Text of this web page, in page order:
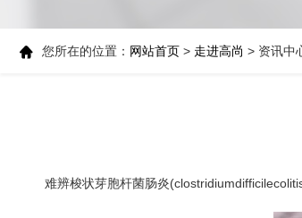
您所在的位置： 网站首页 > 走进高尚 > 资讯中
难辨梭状芽胞杆菌肠炎